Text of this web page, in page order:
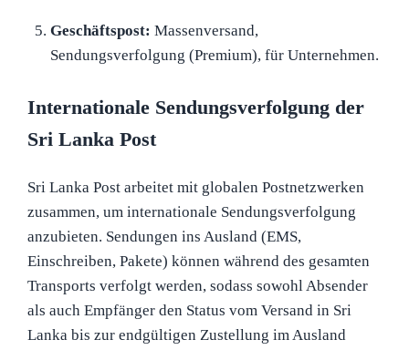
Geschäftspost: Massenversand,
Sendungsverfolgung (Premium), für Unternehmen.
Internationale Sendungsverfolgung der
Sri Lanka Post
Sri Lanka Post arbeitet mit globalen Postnetzwerken
zusammen, um internationale Sendungsverfolgung
anzubieten. Sendungen ins Ausland (EMS,
Einschreiben, Pakete) können während des gesamten
Transports verfolgt werden, sodass sowohl Absender
als auch Empfänger den Status vom Versand in Sri
Lanka bis zur endgültigen Zustellung im Ausland